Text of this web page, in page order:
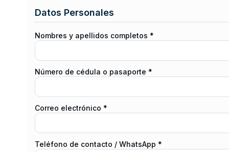
Datos Personales
Nombres y apellidos completos *
Número de cédula o pasaporte *
Correo electrónico *
Teléfono de contacto / WhatsApp *